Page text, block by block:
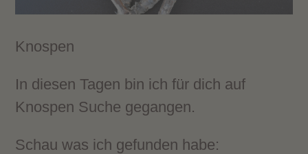
Knospen
In diesen Tagen bin ich für dich auf
Knospen Suche gegangen.
Schau was ich gefunden habe: